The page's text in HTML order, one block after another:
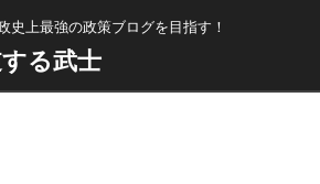
史上最強の政策ブログを目指す！
る武士